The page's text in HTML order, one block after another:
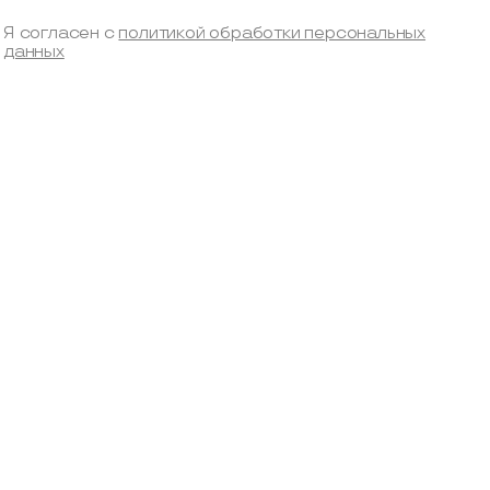
Я согласен с политикой обработки персональных
данных